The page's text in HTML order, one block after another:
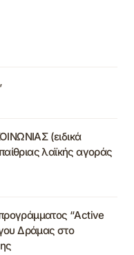
(ειδικά
λαϊκής αγοράς
“Active
Δράμας στο